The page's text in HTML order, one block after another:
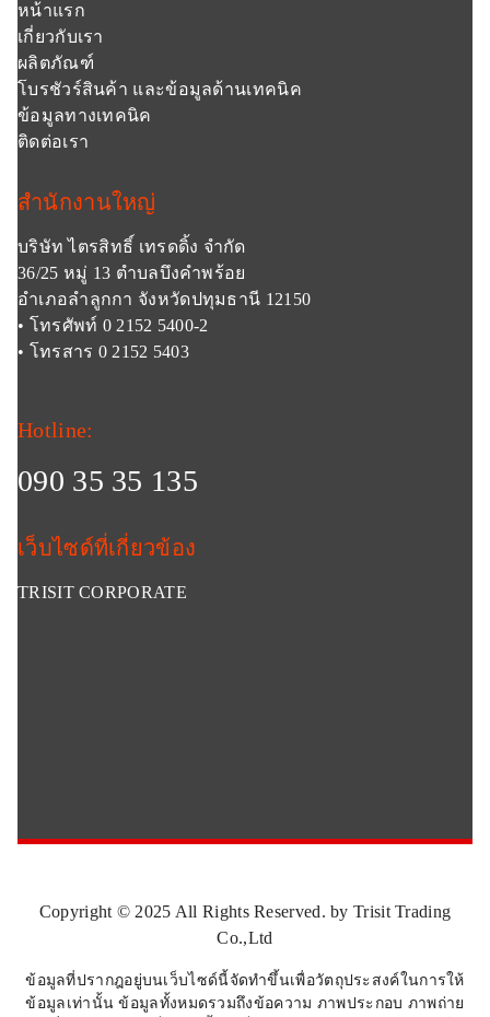
หน้าแรก
เกี่ยวกับเรา
ผลิตภัณฑ์
โบรชัวร์สินค้า และข้อมูลด้านเทคนิค
ข้อมูลทางเทคนิค
ติดต่อเรา
สำนักงานใหญ่
บริษัท ไตรสิทธิ์ เทรดดิ้ง จำกัด
36/25 หมู่ 13 ตำบลบึงคำพร้อย
อำเภอลำลูกกา จังหวัดปทุมธานี 12150
• โทรศัพท์ 0 2152 5400-2
• โทรสาร 0 2152 5403
Hotline:
090 35 35 135
เว็บไซด์ที่เกี่ยวข้อง
TRISIT CORPORATE
Copyright © 2025 All Rights Reserved. by Trisit Trading
Co.,Ltd
ข้อมูลที่ปรากฎอยู่บนเว็บไซด์นี้จัดทำขึ้นเพื่อวัตถุประสงค์ในการให้
ข้อมูลเท่านั้น ข้อมูลทั้งหมดรวมถึงข้อความ ภาพประกอบ ภาพถ่าย